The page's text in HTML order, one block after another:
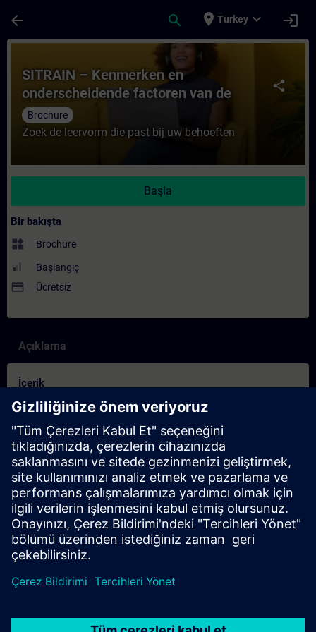
arrow_back search place Turkey expand_more login
Kurs - SITRAIN – Kenmerken en
share
SITRAIN – Kenmerken en
onderscheidende factoren van de
leervormen
Brochure
Zoek de leervorm die past bij uw behoeften
Başla
Bir bakışta
widgets Brochure
Başlangıç
payment Ücretsiz
Açıklama
İçerik
SITRAIN – Kenmerken en onderscheidende factoren van de
leervormen